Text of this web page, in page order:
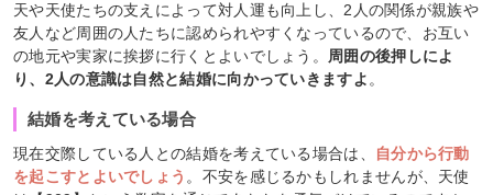
天や天使たちの支えによって対人運も向上し、2人の関係が親族や
友人など周囲の人たちに認められやすくなっているので、お互い
の地元や実家に挨拶に行くとよいでしょう。 周囲の後押しによ
り、2人の意識は自然と結婚に向かっていきますよ 。
結婚を考えている場合
現在交際している人との結婚を考えている場合は、
自分から行動
を起こすとよいでしょう 。不安を感じるかもしれませんが、天使